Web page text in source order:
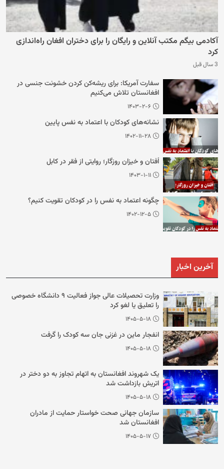
آکادمی بیگم مکتب آنلاین و رایگان را برای دختران افغان راه‌اندازی
کرد
3 سال قبل
سفارت آمریکا: برای ریشه‌کن کردن خشونت جنسی در
افغانستان تلاش می‌کنیم
۱۴۰۳-۲-۶
نشانه‌های کودکان با اعتماد به نفس پایین
۱۴۰۲-۱۱-۲۸
اُفتان و خیزان روزگار؛ روایتی از فقر در کابل
۱۴۰۳-۱-۱۱
چگونه اعتماد به نفس را در کودکان تقویت کنیم؟
۱۴۰۲-۱۲-۵
آخرین اخبار
وزارت تحصیلات عالی جواز فعالیت ۹ دانشگاه خصوصی
را تعلیق یا لغو کرد
۱۴۰۵-۵-۱۸
انفجار ماین در غزنی جان سه کودک را گرفت
۱۴۰۵-۵-۱۸
یک شهروند افغانستان به اتهام تجاوز به دو دختر در
اتریش بازداشت شد
۱۴۰۵-۵-۱۸
سازمان جهانی صحت خواستار حمایت از مادران
افغانستان شد
۱۴۰۵-۵-۱۷